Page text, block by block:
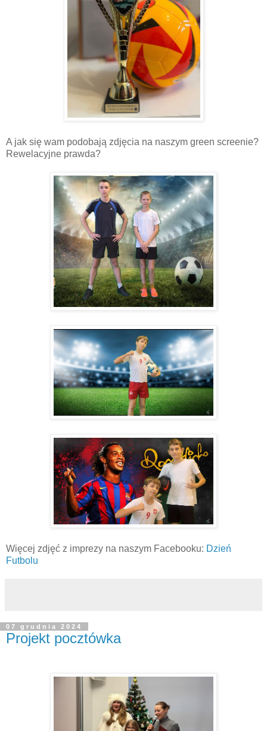
A jak się wam podobają zdjęcia na naszym green screenie?
Rewelacyjne prawda?
Więcej zdjęć z imprezy na naszym Facebooku: Dzień
Futbolu
07 grudnia 2024
Projekt pocztówka